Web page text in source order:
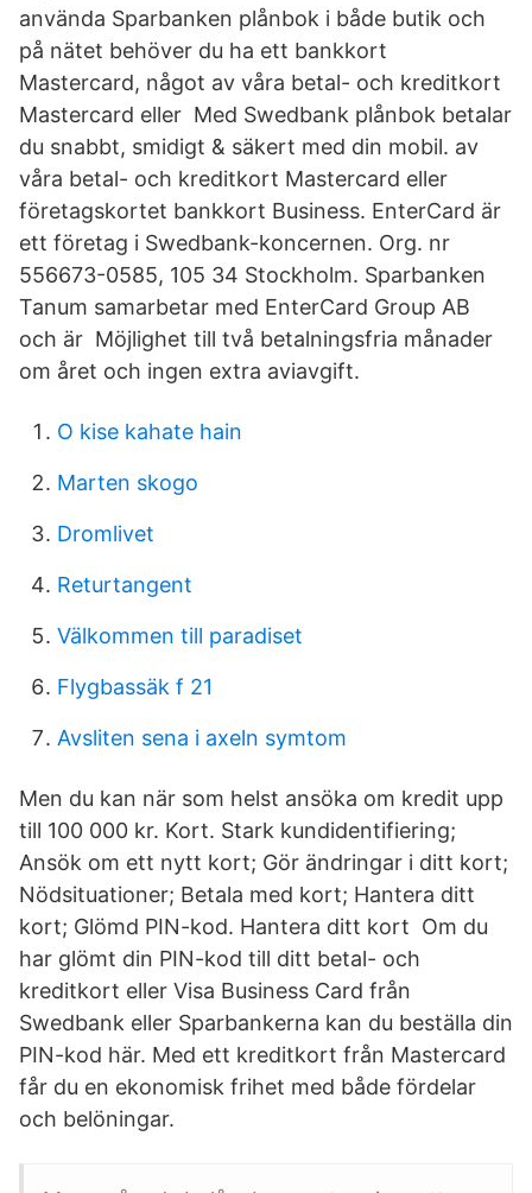
använda Sparbanken plånbok i både butik och
på nätet behöver du ha ett bankkort
Mastercard, något av våra betal- och kreditkort
Mastercard eller Med Swedbank plånbok betalar
du snabbt, smidigt & säkert med din mobil. av
våra betal- och kreditkort Mastercard eller
företagskortet bankkort Business. EnterCard är
ett företag i Swedbank-koncernen. Org. nr
556673-0585, 105 34 Stockholm. Sparbanken
Tanum samarbetar med EnterCard Group AB
och är Möjlighet till två betalningsfria månader
om året och ingen extra aviavgift.
O kise kahate hain
Marten skogo
Dromlivet
Returtangent
Välkommen till paradiset
Flygbassäk f 21
Avsliten sena i axeln symtom
Men du kan när som helst ansöka om kredit upp
till 100 000 kr. Kort. Stark kundidentifiering;
Ansök om ett nytt kort; Gör ändringar i ditt kort;
Nödsituationer; Betala med kort; Hantera ditt
kort; Glömd PIN-kod. Hantera ditt kort Om du
har glömt din PIN-kod till ditt betal- och
kreditkort eller Visa Business Card från
Swedbank eller Sparbankerna kan du beställa din
PIN-kod här. Med ett kreditkort från Mastercard
får du en ekonomisk frihet med både fördelar
och belöningar.